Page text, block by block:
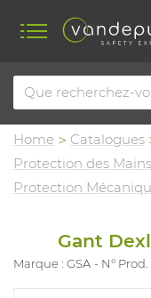
Home
Catalogues
Protection des
Protection
Gant
Marque : GSA N°